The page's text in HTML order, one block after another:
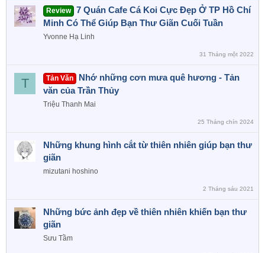
Review
7 Quán Cafe Cá Koi Cực Đẹp Ở TP Hồ Chí
Minh Có Thể Giúp Bạn Thư Giãn Cuối Tuần
Yvonne Hạ Linh
31 Tháng một 2022
T Tản Văn
Nhớ những cơn mưa quê hương - Tản
văn của Trần Thủy
Triệu Thanh Mai
25 Tháng chín 2024
Những khung hình cắt từ thiên nhiên giúp bạn thư
giãn
mizutani hoshino
2 Tháng sáu 2021
Những bức ảnh đẹp về thiên nhiên khiến bạn thư
giãn
Sưu Tầm